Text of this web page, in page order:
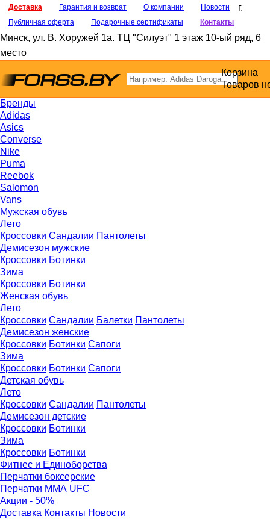
Доставка Гарантия и возврат О компании
Новости
Публичная оферта
Подарочные сертификаты Контакты
г.
Минск, ул. В. Хоружей 1а. ТЦ "Силуэт" 1 этаж 10-ый ряд, 6
место
Корзина
Товаров
Бренды
Adidas
Asics
Converse
Nike
Puma
Reebok
Salomon
Vans
Мужская обувь
Лето
Кроссовки Сандалии Пантолеты
Демисезон мужские
Кроссовки Ботинки
Зима
Кроссовки Ботинки
Женская обувь
Лето
Кроссовки Сандалии Балетки Пантолеты
Демисезон женские
Кроссовки Бoтинки Сапоги
Зима
Кроссовки Ботинки Сапоги
Детская обувь
Летo
Кроссовки Сандалии Пантолеты
Демисезон детские
Кроссовки Ботинки
Зима
Кроссовки Ботинки
Фитнес и Единоборства
Перчатки боксерские
Перчатки ММА UFC
Акции - 50%
Доставка Контакты Новости